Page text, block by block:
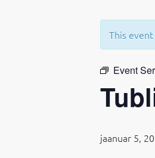
This event
Event
jaanuar 5,